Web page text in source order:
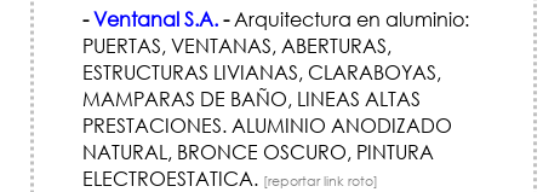
-Ventanal S.A.-Arquitectura en aluminio:
PUERTAS, VENTANAS, ABERTURAS,
ESTRUCTURAS LIVIANAS, CLARABOYAS,
MAMPARAS DE BAÑO, LINEAS ALTAS
PRESTACIONES. ALUMINIO ANODIZADO
NATURAL, BRONCE OSCURO, PINTURA
ELECTROESTATICA. [reportar link roto]